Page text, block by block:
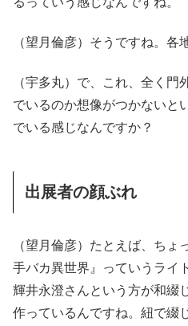
（望月倫彦）そうですね。各
（宇多丸）で、これ、全く
でいるのか想像がつかないと
でいる感じなんですか？
出展者の顔ぶれ
（望月倫彦）たとえば、ち
手バカ異世界』っていうライ
輝井永澄さんという方が和綴
作っているんですね。紐で綴